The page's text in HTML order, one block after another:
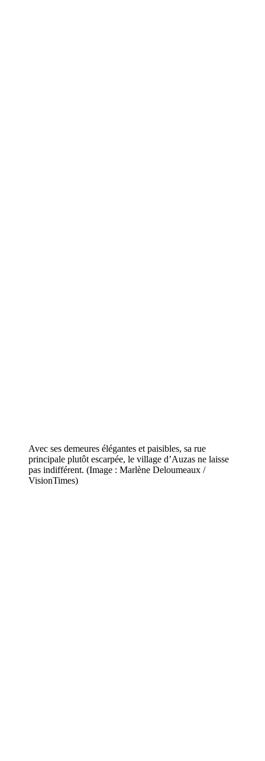
Avec ses demeures élégantes et paisibles, sa rue
principale plutôt escarpée, le village d’Auzas ne laisse
pas indifférent. (Image : Marlène Deloumeaux /
VisionTimes)